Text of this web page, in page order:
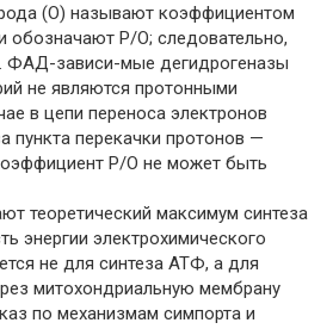
(О) называют коэффициентом
обозначают Р/О; следовательно,
ФАД-зависи-мые дегидрогеназы
не являются протонными
в цепи переноса электронов
пункта перекачки протонов —
Р/О не может быть
теоретический максимум синтеза
энергии электрохимического
не для синтеза АТФ, а для
митохондриальную мембрану
по механизмам симпорта и